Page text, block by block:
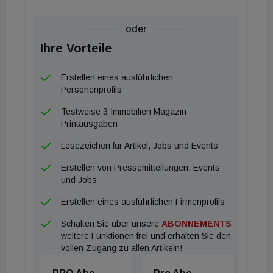
das dauerhaft zusätzlich zu den gestiegenen
Bodenpreisen, Zinsen und Baukosten der letzten
Jahre. Diese fehlen für die Errichtung von neuen und
die Sanierung älterer Wohnungen und zur
Dekarbonisierung des Wohnungsbestandes.
oder
Ihre Vorteile
Erstellen eines ausführlichen
Personenprofils
Testweise 3 Immobilien Magazin
Printausgaben
Lesezeichen für Artikel, Jobs und Events
Erstellen von Pressemitteilungen, Events
und Jobs
Erstellen eines ausführlichen Firmenprofils
Schalten Sie über unsere ABONNEMENTS
weitere Funktionen frei und erhalten Sie den
vollen Zugang zu allen Artikeln!